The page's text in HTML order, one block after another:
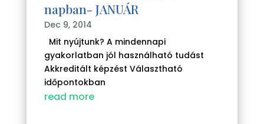
napban- JANUÁR
Dec 9, 2014
Mit nyújtunk? A mindennapi
gyakorlatban jól használható tudást
Akkreditált képzést Választható
időpontokban
read more